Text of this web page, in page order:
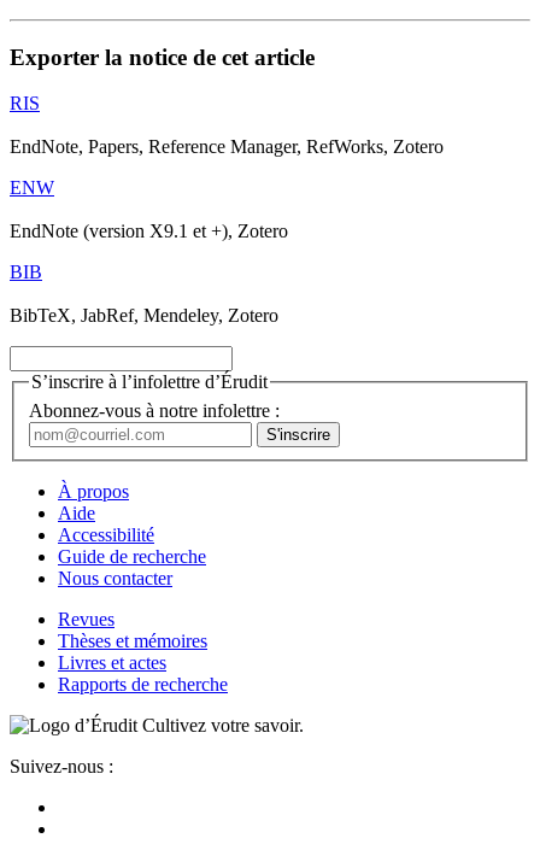
Exporter la notice de cet article
RIS
EndNote, Papers, Reference Manager, RefWorks, Zotero
ENW
EndNote (version X9.1 et +), Zotero
BIB
BibTeX, JabRef, Mendeley, Zotero
S’inscrire à l’infolettre d’Érudit
Abonnez-vous à notre infolettre :
À propos
Aide
Accessibilité
Guide de recherche
Nous contacter
Revues
Thèses et mémoires
Livres et actes
Rapports de recherche
Cultivez votre savoir.
Suivez-nous :